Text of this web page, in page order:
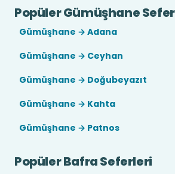
Popüler Gümüşhane
Gümüşhane → Adana
Gümüşhane → Ceyhan
Gümüşhane → Doğubeyazıt
Gümüşhane → Kahta
Gümüşhane → Patnos
Popüler Bafra Seferleri